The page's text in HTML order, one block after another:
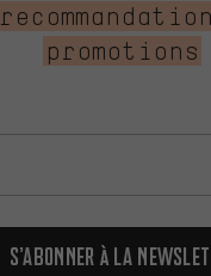
promotions
S’abonner à la